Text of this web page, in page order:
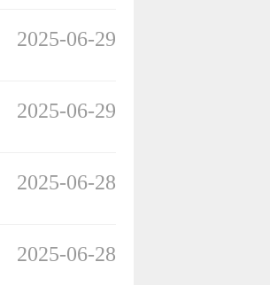
2025-06-29
2025-06-29
2025-06-28
2025-06-28